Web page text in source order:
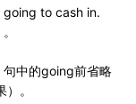
to cash in.
句中的going前省略
。